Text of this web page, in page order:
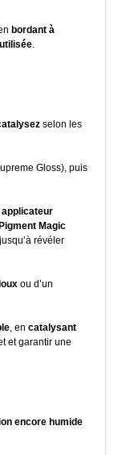
bordant à
.
selon les
Gloss), puis
applicateur
Magic
révéler
ou d’un
, en catalysant
et garantir une
encore humide